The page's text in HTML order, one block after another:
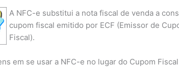
A NFC-e substitui a nota fiscal de venda a
cupom fiscal emitido por ECF (Emissor de
Fiscal).
em se usar a NFC-e no lugar do Cupom